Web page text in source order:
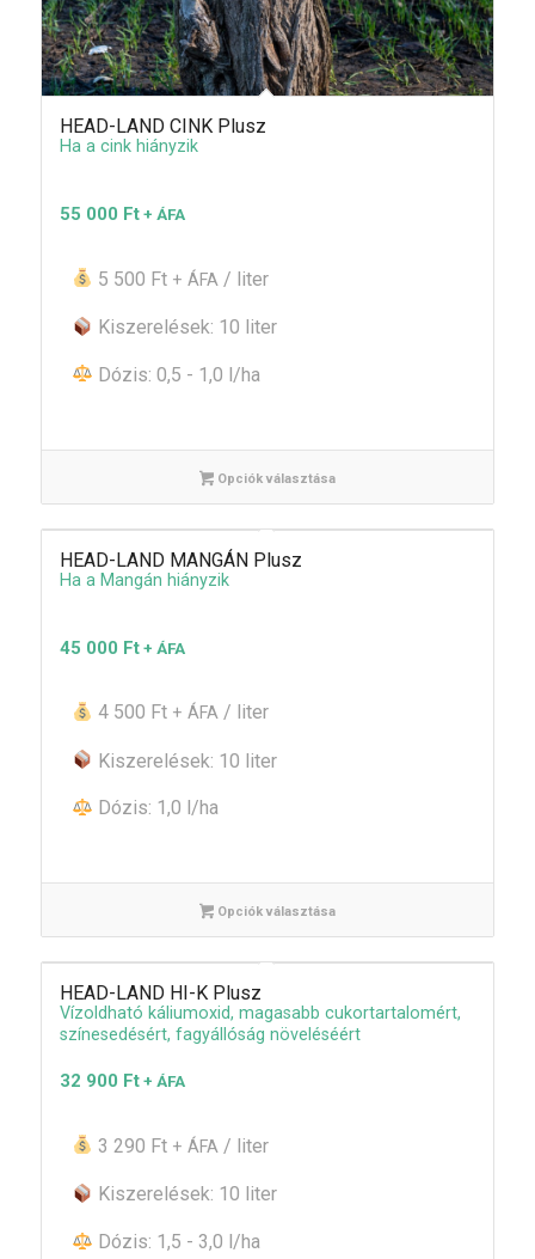
HEAD-LAND CINK Plusz
Ha a cink hiányzik
55 000 Ft+ ÁFA
5 500 Ft+ ÁFA / liter
Kiszerelések: 10 liter
Dózis: 0,5 - 1,0 l/ha
Opciók választása
HEAD-LAND MANGÁN Plusz
Ha a Mangán hiányzik
45 000 Ft+ ÁFA
4 500 Ft+ ÁFA/ liter
Kiszerelések: 10 liter
Dózis: 1,0 l/ha
Opciók választása
HEAD-LAND HI-K Plusz
Vízoldható káliumoxid, magasabb cukortartalomért,
színesedésért, fagyállóság növeléséért
32 900 Ft+ ÁFA
3 290 Ft+ ÁFA/ liter
Kiszerelések: 10 liter
Dózis: 1,5 - 3,0 l/ha